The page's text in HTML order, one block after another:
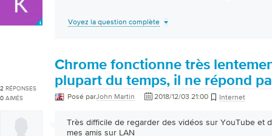
Voyez la question complète
2 RÉPONSES
0 AIMÉS
Chrome fonctionne très
plupart du temps, il ne répond
Posé parJohn Martin 2018/12/03 21:00 Internet
Très difficile de regarder des vidéos sur YouTube et
mes amis sur LAN